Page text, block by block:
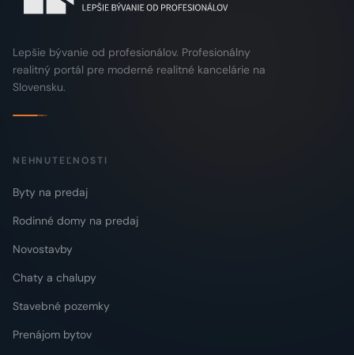
Lepšie bývanie od profesionálov. Profesionálny
realitný portál pre moderné realitné kancelárie na
Slovensku.
NEHNUTEĽNOSTI
Byty na predaj
Rodinné domy na predaj
Novostavby
Chaty a chalupy
Stavebné pozemky
Prenájom bytov